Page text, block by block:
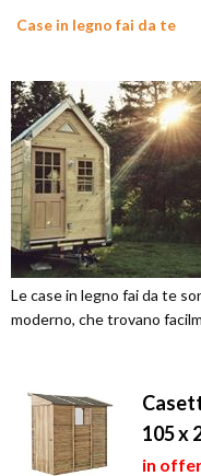
Case in legno fai da te
Le case in legno fai da te
moderno, che trovano
105 x
in